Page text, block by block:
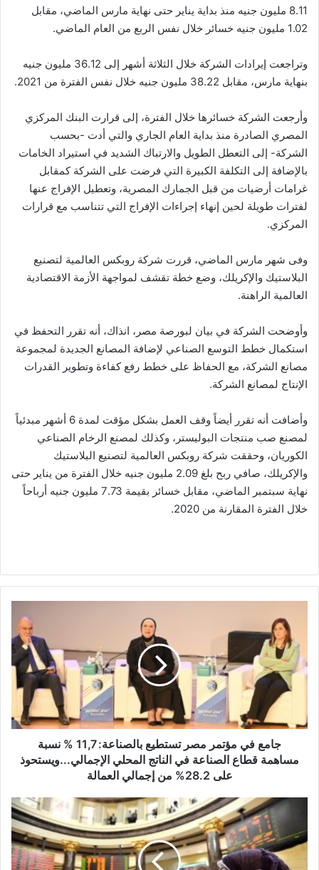
8.11 مليون جنيه منذ بداية يناير حتى نهاية مارس الماضي، مقابل
1.02 مليون جنيه خسائر خلال نفس الربع من العام الماضي.
وتراجعت إيرادات الشركة خلال الثلاثة أشهر إلى 36.12 مليون جنيه
بنهاية مارس، مقابل 38.22 مليون جنيه خلال نفس الفترة من 2021.
وأرجعت الشركة خسائرها خلال الفترة، إلى قرارت البنك المركزي
المصري الصادرة منذ بداية العام الجاري والتي أدت -بحسب
الشركة- إلى التعطل الطويل والارتباك الشديد في استيراد الخامات
بالإضافة إلى التكلفة الكبيرة التي فرضت على الشركة كمقابل
غرامات أرضيات من قبل الجمارك المصرية، وتعطيل الإفراج عنها
لفترات طويلة لحين إنهاء إجراءات الإفراج التي تتناسب مع قرارات
المركزي.
وفى شهر مارس الماضي، قررت شركة روبكس العالمية لتصنيع
البلاستيك والإكريلك، وضع خطة تقشف لمواجهة الأزمة الاقتصادية
العالمية الراهنة.
وأوضحت الشركة في بيان لبورصة مصر، انذاك، أنه تقرر التحفظ في
استكمال خطط التوسع الصناعي لإضافة المصانع الجديدة لمجموعة
مصانع الشركة، مع الحفاظ على خطط رفع كفاءة وتطوير القدرات
الإنتاج لمصانع الشركة.
وأضافت أنه تقرر أيضاً وقف العمل بشكل مؤقت لمدة 6 أشهر مبدئياً
لمصنع صب منتجات البوليستر، وكذلك لمصنع الرخام الصناعي
الكوريان، وحققت شركة روبكس العالمية لتصنيع البلاستيك
والإكريلك، صافي ربح بلغ 2.09 مليون جنيه خلال الفترة من يناير حتى
نهاية سبتمبر الماضي، مقابل خسائر بقيمة 7.73 مليون جنيه أرباحاً
خلال الفترة المقارنة من 2020.
مؤتمر
مصر
تستطيع
بالصناعة:
نسبة
مساهمة
قطاع
الناتج
الإجمالي...ويستحوذ
على
28.2%
جامع في مؤتمر مصر تستطيع بالصناعة: 11,7 % نسبة
مساهمة قطاع الصناعة في الناتج المحلي الإجمالي...ويستحوذ
على 28.2% من إجمالي العمالة
للإنشاء"
الفصلية
ترتفع